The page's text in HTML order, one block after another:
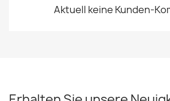
Aktuell keine Kunden-